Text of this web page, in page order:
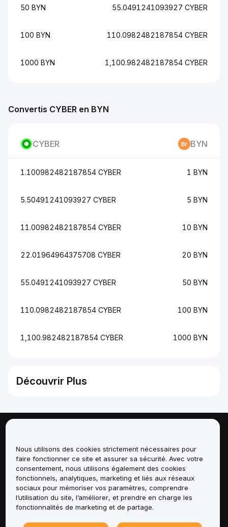
Convertis CYBER en BYN
CYBER BYN
1.100982482187854 CYBER 1 BYN
5.50491241093927 CYBER 5 BYN
11.00982482187854 CYBER 10 BYN
22.01964964375708 CYBER 20 BYN
55.0491241093927 CYBER 50 BYN
110.0982482187854 CYBER 100 BYN
1,100.982482187854 CYBER 1000 BYN
50 BYN 55.0491241093927 CYBER
100 BYN 110.0982482187854 CYBER
1000 BYN 1,100.982482187854 CYBER
Découvrir Plus
Services
Assistance
Produits
Nous utilisons des cookies strictement nécessaires pour
faire fonctionner ce site et assurer sa sécurité. Avec votre
consentement, nous utilisons également des cookies
fonctionnels, analytiques, marketing et liés aux réseaux
sociaux pour mémoriser vos paramètres, comprendre
l’utilisation du site, l’améliorer, et prendre en charge les
fonctionnalités de marketing et de partage.